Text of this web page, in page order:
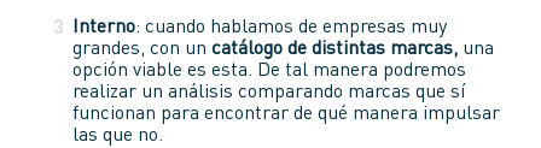
Interno: cuando hablamos de empresas muy
grandes, con un catálogo de distintas marcas, una
opción viable es esta. De tal manera podremos
realizar un análisis comparando marcas que sí
funcionan para encontrar de qué manera impulsar
las que no.